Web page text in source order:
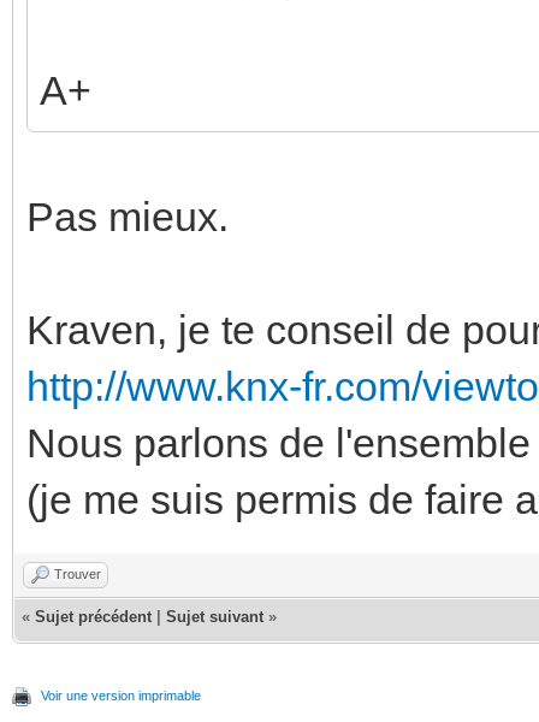
A+
Pas mieux.
Kraven, je te conseil de
http://www.knx-fr.com/
Nous parlons de
(je me suis permis de faire
Trouver
« Sujet précédent Sujet suivant »
Voir une version imprimable